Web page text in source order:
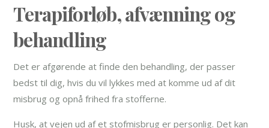
Terapiforløb, afvænning og
behandling
Det er afgørende at finde den behandling, der passer
bedst til dig, hvis du vil lykkes med at komme ud af dit
misbrug og opnå frihed fra stofferne.
Husk, at vejen ud af et stofmisbrug er personlig. Det kan